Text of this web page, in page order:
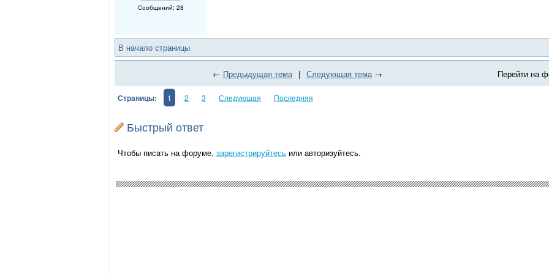
Сообщений: 28
В начало страницы
← Предыдущая тема | Следующая тема→ Перейти на
Страницы: 1 2 3 Следующая Последняя
Быстрый ответ
Чтобы писать на форуме, зарегистрируйтесь или авторизуйтесь.